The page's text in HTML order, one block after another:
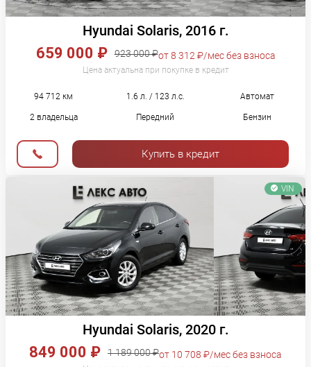
Hyundai Solaris, 2016 г.
659 000 ₽ 923 000 ₽от 8 312 ₽/мес без взноса
Цена актуальна при покупке в кредит
94 712 км 1.6 л. / 123 л.с. Автомат
2 владельца Передний Бензин
Купить в кредит
VIN
Hyundai Solaris, 2020 г.
849 000 ₽ 1 189 000 ₽от 10 708 ₽/мес без взноса